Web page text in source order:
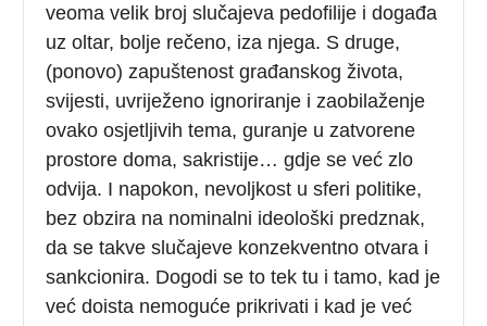
veoma velik broj slučajeva pedofilije i događa
uz oltar, bolje rečeno, iza njega. S druge,
(ponovo) zapuštenost građanskog života,
svijesti, uvriježeno ignoriranje i zaobilaženje
ovako osjetljivih tema, guranje u zatvorene
prostore doma, sakristije… gdje se već zlo
odvija. I napokon, nevoljkost u sferi politike,
bez obzira na nominalni ideološki predznak,
da se takve slučajeve konzekventno otvara i
sankcionira. Dogodi se to tek tu i tamo, kad je
već doista nemoguće prikrivati i kad je već